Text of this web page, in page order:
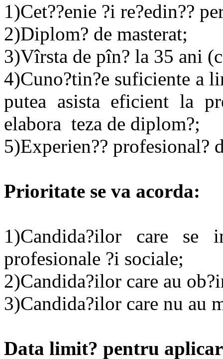
1)Cet??enie ?i re?edin??
2)Diplom? de masterat;
3)Vîrsta de pîn? la 35 ani
4)Cuno?tin?e suficiente a
putea asista eficient la
elabora teza de diplom?;
5)Experien?? profesional?
Prioritate se va acorda:
1)Candida?ilor care
profesionale ?i sociale;
2)Candida?ilor care au
3)Candida?ilor care nu au
Data limit? pentru